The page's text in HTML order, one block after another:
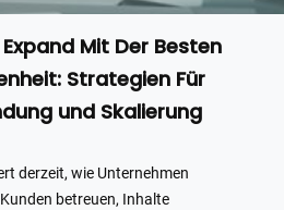
Mit Der Besten
Strategien Für
und Skalierung
derzeit, wie Unternehmen
betreuen, Inhalte